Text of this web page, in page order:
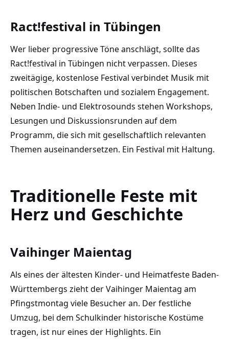
Ract!festival in Tübingen
Wer lieber progressive Töne anschlägt, sollte das
Ract!festival in Tübingen nicht verpassen. Dieses
zweitägige, kostenlose Festival verbindet Musik mit
politischen Botschaften und sozialem Engagement.
Neben Indie- und Elektrosounds stehen Workshops,
Lesungen und Diskussionsrunden auf dem
Programm, die sich mit gesellschaftlich relevanten
Themen auseinandersetzen. Ein Festival mit Haltung.
Traditionelle Feste mit
Herz und Geschichte
Vaihinger Maientag
Als eines der ältesten Kinder- und Heimatfeste Baden-
Württembergs zieht der Vaihinger Maientag am
Pfingstmontag viele Besucher an. Der festliche
Umzug, bei dem Schulkinder historische Kostüme
tragen, ist nur eines der Highlights. Ein